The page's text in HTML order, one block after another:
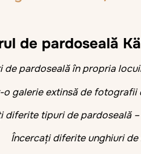
de pardoseală
de pardoseală în propria
galerie extinsă de fotografii
diferite tipuri de pardoseală
Încercați diferite unghiuri de